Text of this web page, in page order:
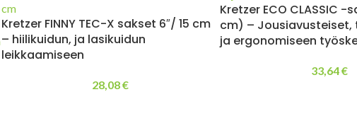
Kretzer FINNY TEC-X sakset 6″/ 15 cm
– hiilikuidun, ja lasikuidun
leikkaamiseen
28,08€
Kretzer ECO CLASSIC -
cm) – Jousiavusteiset,
ja ergonomiseen
33,64€